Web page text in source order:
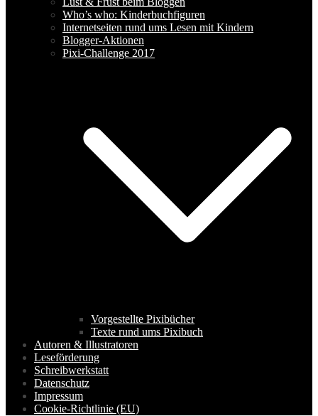
Who’s who: Kinderbuchfiguren
Internetseiten rund ums Lesen mit Kindern
Blogger-Aktionen
Pixi-Challenge 2017
Vorgestellte Pixibücher
Texte rund ums Pixibuch
Autoren & Illustratoren
Leseförderung
Schreibwerkstatt
Datenschutz
Impressum
Cookie-Richtlinie (EU)